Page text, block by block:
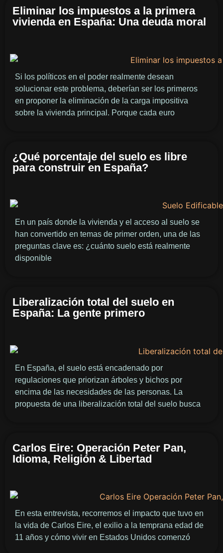
Eliminar los impuestos a la primera
vivienda en España: Una deuda moral
Si los políticos en el poder realmente desean
solucionar este problema, deberían ser los primeros
en proponer la eliminación de la carga impositiva
sobre la vivienda principal. Porque cada euro
¿Qué porcentaje del suelo es libre
para construir en España?
En un país donde la vivienda y el acceso al suelo se
han convertido en temas de primer orden, una de las
preguntas clave es: ¿cuánto suelo está realmente
disponible
Liberalización total del suelo en
España: La gente primero
En España, el suelo está encadenado por
regulaciones que priorizan árboles y bichos por
encima de las necesidades de las personas. La
propuesta de una liberalización total del suelo busca
Carlos Eire: Operación Peter Pan,
Idioma, Religión & Libertad
En esta entrevista, recorremos el impacto que tuvo en
la vida de Carlos Eire, el exilio a la temprana edad de
11 años y cómo vivir en Estados Unidos comenzó